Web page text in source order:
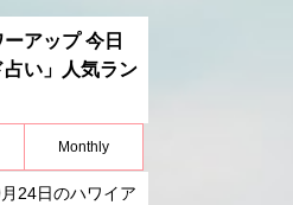
ーアップ 今日
い」人気ラン
Monthly
24日のハワイア